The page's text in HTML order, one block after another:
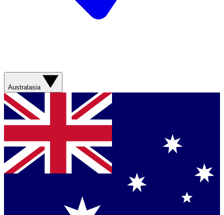
Australasia